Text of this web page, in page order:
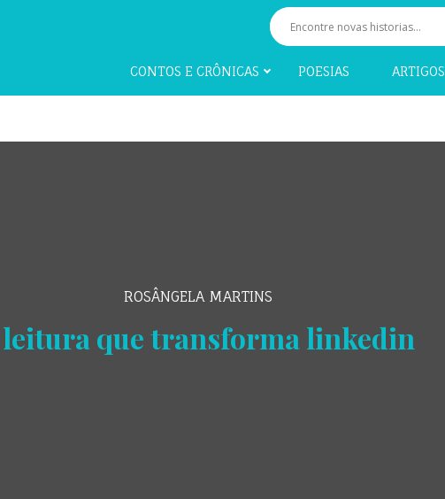
CONTOS E CRÔNICAS POESIAS ARTIGOS
ROSÂNGELA MARTINS
que transforma linkedin